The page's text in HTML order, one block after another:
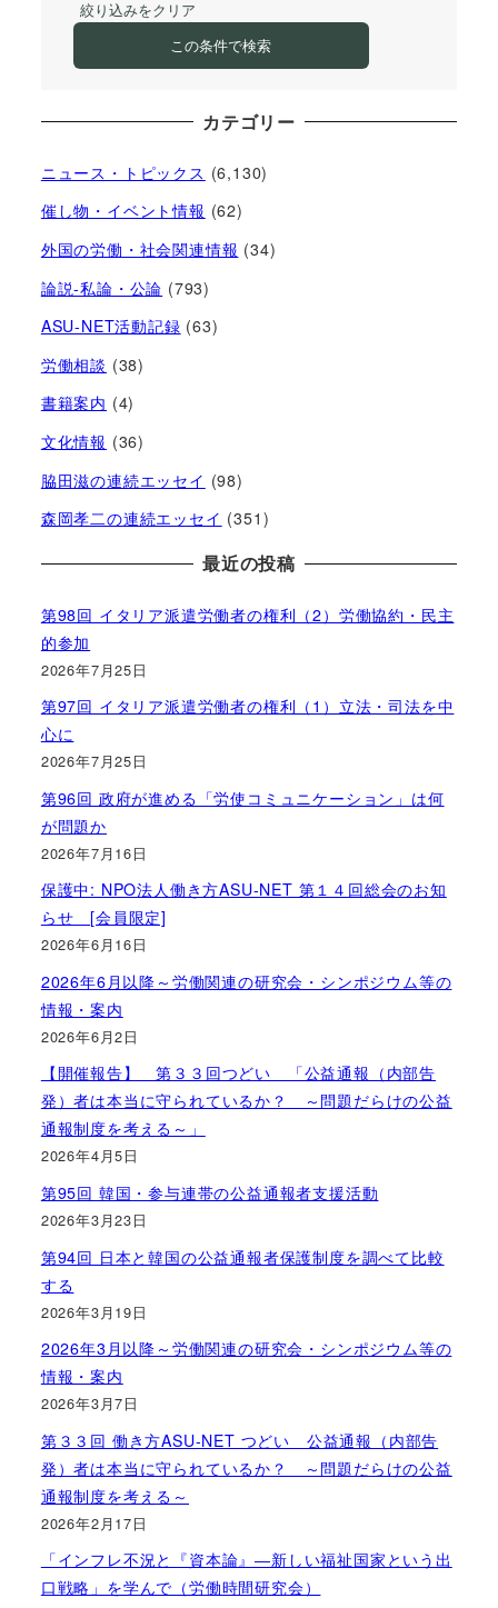
絞り込みをクリア
この条件で検索
カテゴリー
ニュース・トピックス (6,130)
催し物・イベント情報 (62)
外国の労働・社会関連情報 (34)
論説-私論・公論 (793)
ASU-NET活動記録 (63)
労働相談 (38)
書籍案内 (4)
文化情報 (36)
脇田滋の連続エッセイ (98)
森岡孝二の連続エッセイ (351)
最近の投稿
第98回 イタリア派遣労働者の権利（2）労働協約・民主
的参加
2026年7月25日
第97回 イタリア派遣労働者の権利（1）立法・司法を中
心に
2026年7月25日
第96回 政府が進める「労使コミュニケーション」は何
が問題か
2026年7月16日
保護中: NPO法人働き方ASU-NET 第１４回総会のお知
らせ [会員限定]
2026年6月16日
2026年6月以降～労働関連の研究会・シンポジウム等の
情報・案内
2026年6月2日
【開催報告】 第３３回つどい 「公益通報（内部告
発）者は本当に守られているか？ ～問題だらけの公益
通報制度を考える～」
2026年4月5日
第95回 韓国・参与連帯の公益通報者支援活動
2026年3月23日
第94回 日本と韓国の公益通報者保護制度を調べて比較
する
2026年3月19日
2026年3月以降～労働関連の研究会・シンポジウム等の
情報・案内
2026年3月7日
第３３回 働き方ASU-NET つどい 公益通報（内部告
発）者は本当に守られているか？ ～問題だらけの公益
通報制度を考える～
2026年2月17日
「インフレ不況と『資本論』―新しい福祉国家という出
口戦略」を学んで（労働時間研究会）